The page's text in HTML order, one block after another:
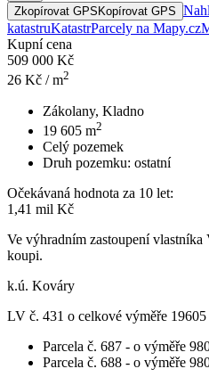
Zkopírovat GPS Kopírovat GPS
katastruKatastrParcely na Mapy.cz
Kupní cena
509 000 Kč
26 Kč / m2
Zákolany, Kladno
19 605 m2
Celý pozemek
Druh pozemku: ostatní
Očekávaná hodnota za 10 let:
1,41 mil Kč
Ve výhradním zastoupení
koupi.
k.ú. Kováry
LV č. 431 o celkové výměře 19605
Parcela č. 687 - o výměře
Parcela č. 688 - o výměře